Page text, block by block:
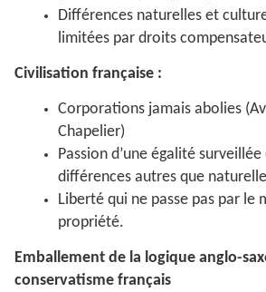
Différences naturelles et
limitées par droits
Civilisation française :
Corporations jamais abolies
Chapelier)
Passion d’une égalité
différences autres que
Liberté qui ne passe pas par le
propriété.
Emballement de la logique anglo-
conservatisme français